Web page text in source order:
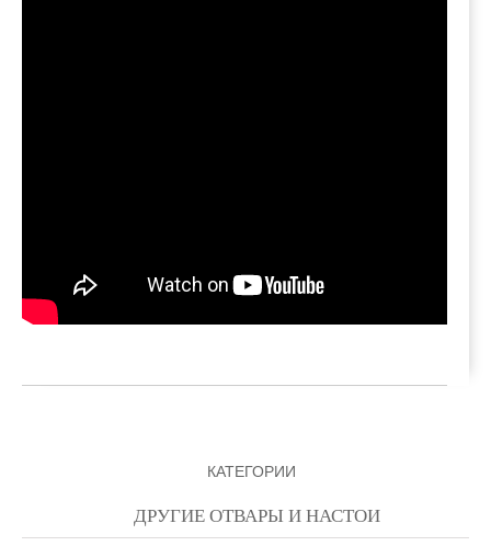
КАТЕГОРИИ
ДРУГИЕ ОТВАРЫ И НАСТОИ